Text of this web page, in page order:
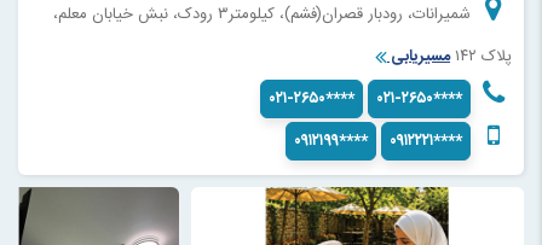
شمیرانات، رودبار قصران(فشم)، کیلومتر۳ رودک، نبش خیابان معلم،
پلاک ۱۴۲
مسیریابی
۰۲۱-۲۶۵۰****
۰۲۱-۲۶۵۰****
۰۹۱۲۲۲۱****
۰۹۱۲۱۹۹****